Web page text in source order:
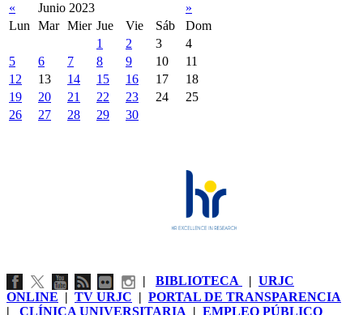
« Junio 2023
»
Lun
Mar Mier Jue Vie Sáb
Dom
1
2 3
4
5
6 7 8 9 10
11
12
13 14 15 16 17
18
19
20 21 22 23 24
25
26
27 28 29 30
| BIBLIOTECA | URJC
ONLINE | TV URJC | PORTAL DE TRANSPARENCIA
| CLÍNICA UNIVERSITARIA | EMPLEO PÚBLICO